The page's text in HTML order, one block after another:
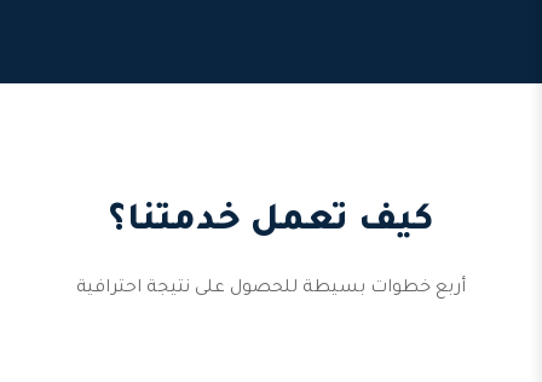
كيف تعمل خدمتنا؟
أربع خطوات بسيطة للحصول على نتيجة احترافية